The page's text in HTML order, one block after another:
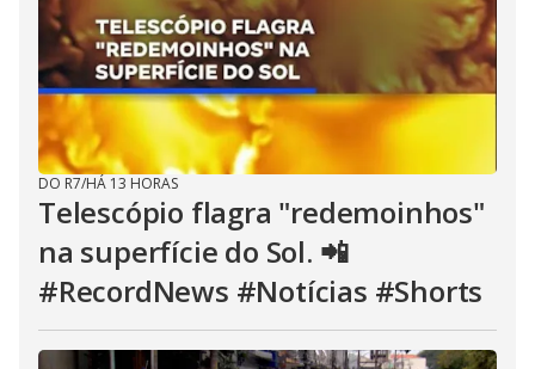
DO R7/HÁ 13 HORAS
Telescópio flagra "redemoinhos"
na superfície do Sol. 📲
#RecordNews #Notícias #Shorts